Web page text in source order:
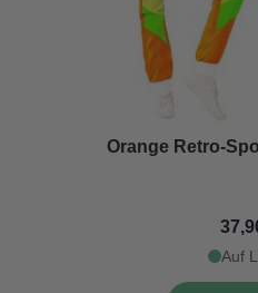
Orange Retro-
Auf